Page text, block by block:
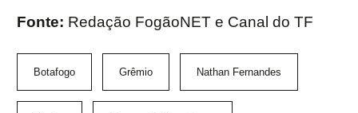
Fonte: Redação FogãoNET e Canal do TF
Botafogo Grêmio Nathan Fernandes